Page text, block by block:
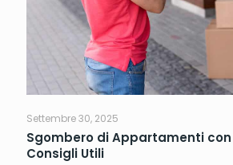
Settembre 30, 2025
Sgombero di Appartamenti
Consigli Utili